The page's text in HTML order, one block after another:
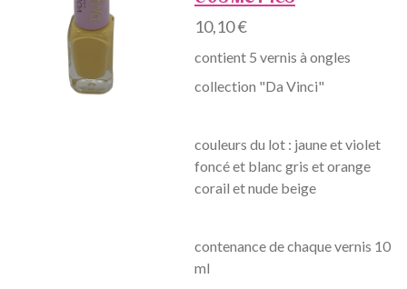
10,10 €
contient 5 vernis à ongles
collection "Da Vinci"
foncé et blanc gris et orange
corail et nude beige
ml